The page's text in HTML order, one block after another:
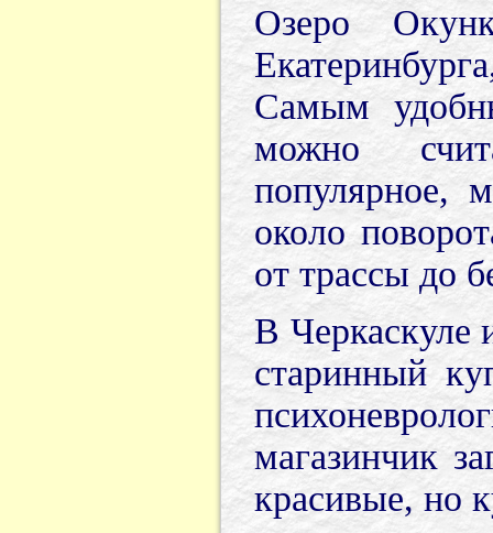
Озеро
Самым
можно
популярное,
около
от трассы до
В Черкаскуле
старинный
магазинчик
красивые, но